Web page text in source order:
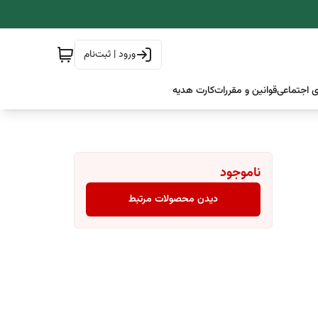
ورود | ثبت‌نام
اجتماعیقوانین و مقرراتکارت هدیه
ناموجود
دیدن محصولات مرتبط